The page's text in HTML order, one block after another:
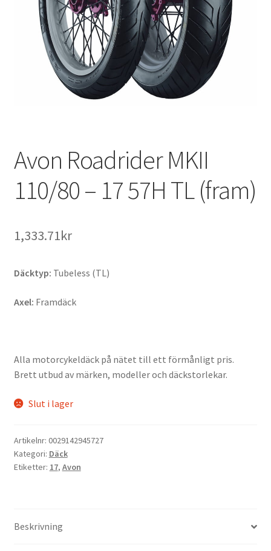
Avon Roadrider MKII
110/80 – 17 57H TL (fram)
1,333.71kr
Däcktyp: Tubeless (TL)
Axel: Framdäck
Alla motorcykeldäck på nätet till ett förmånligt pris.
Brett utbud av märken, modeller och däckstorlekar.
Slut i lager
Artikelnr: 0029142945727
Kategori: Däck
Etiketter: 17, Avon
Beskrivning